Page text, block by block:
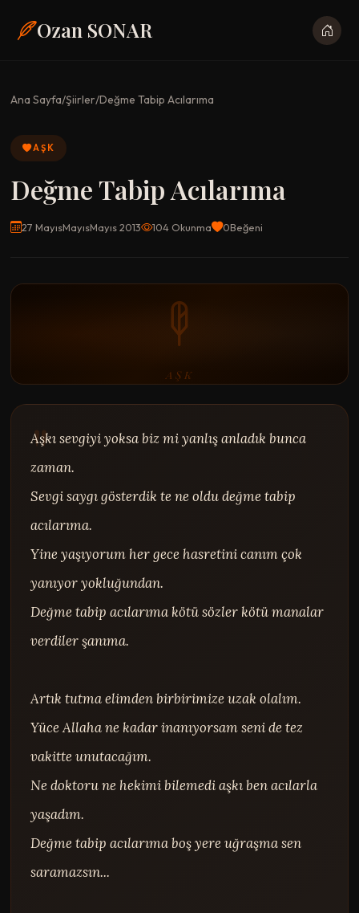
Ozan SONAR
Ana Sayfa/Şiirler/Değme Tabip Acılarıma
AŞK
Değme Tabip Acılarıma
27 MayısMayısMayıs 2013 104 Okunma 0Beğeni
AŞK
Aşkı sevgiyi yoksa biz mi yanlış anladık bunca
zaman.
Sevgi saygı gösterdik te ne oldu değme tabip
acılarıma.
Yine yaşıyorum her gece hasretini canım çok
yanıyor yokluğundan.
Değme tabip acılarıma kötü sözler kötü manalar
verdiler şanıma.
Artık tutma elimden birbirimize uzak olalım.
Yüce Allaha ne kadar inanıyorsam seni de tez
vakitte unutacağım.
Ne doktoru ne hekimi bilemedi aşkı ben acılarla
yaşadım.
Değme tabip acılarıma boş yere uğraşma sen
saramazsın...